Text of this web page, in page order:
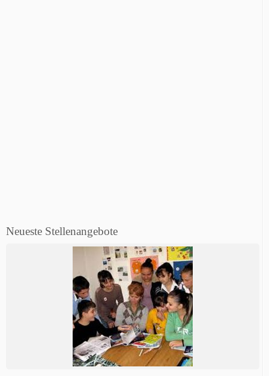
Neueste Stellenangebote